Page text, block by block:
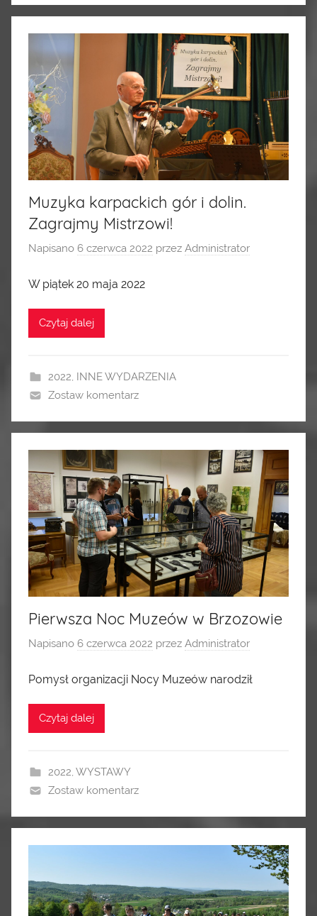
Muzyka karpackich gór i dolin.
Zagrajmy Mistrzowi!
Napisano 6 czerwca 2022 przez Administrator
W piątek 20 maja 2022
Czytaj dalej
2022, INNE WYDARZENIA
Zostaw komentarz
Pierwsza Noc Muzeów w Brzozowie
Napisano 6 czerwca 2022 przez Administrator
Pomysł organizacji Nocy Muzeów narodził
Czytaj dalej
2022, WYSTAWY
Zostaw komentarz